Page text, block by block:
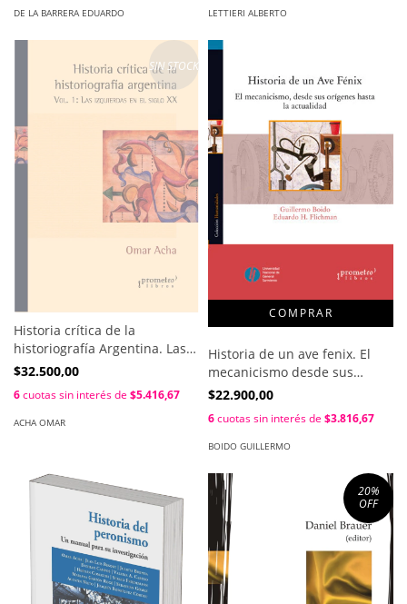
DE LA BARRERA EDUARDO LETTIERI ALBERTO
SIN STOCK
Historia crítica de la
historiografía Argentina. Las
izquierdas en el siglo XX /
$32.500,00
6cuotas sin interés de $5.416,67
ACHA OMAR
Historia de un ave fenix. El
mecanicismo desde sus
origenes / Guillermo Boido ;
$22.900,00
6cuotas sin interés de $3.816,67
BOIDO GUILLERMO
20%
OFF